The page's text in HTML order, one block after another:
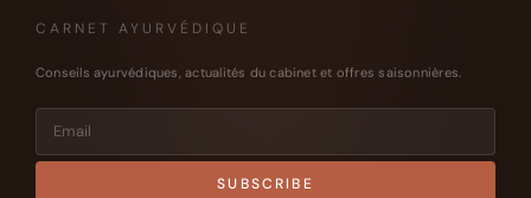
CARNET AYURVÉDIQUE
Conseils ayurvédiques, actualités du cabinet et offres saisonnières.